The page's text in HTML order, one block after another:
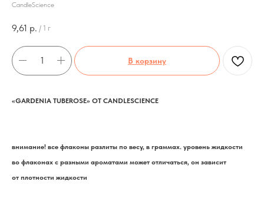
CandleScience
9,61 р. / 1 г
В корзину
«GARDENIA TUBEROSE» ОТ CANDLESCIENCE
внимание! все флаконы разлиты по весу, в граммах. уровень жидкости
во флаконах с разными ароматами может отличаться, он зависит
от плотности жидкости